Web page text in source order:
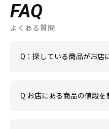
FAQ
よくある質問
Q：探している商品がお店
Q:お店にある商品の値段を